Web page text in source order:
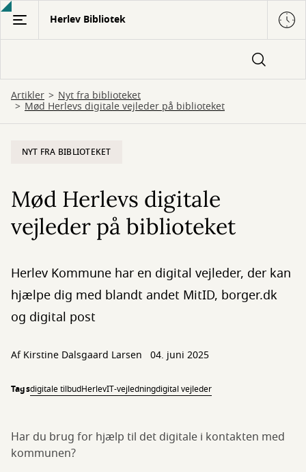
Gå
hovedindhold
Herlev Bibliotek
Artikler Nyt fra biblioteket
Mød Herlevs digitale vejleder på biblioteket
NYT FRA BIBLIOTEKET
Mød Herlevs digitale
vejleder på biblioteket
Herlev Kommune har en digital vejleder, der kan
hjælpe dig med blandt andet MitID, borger.dk
og digital post
AfKirstine Dalsgaard Larsen 04. juni 2025
Tagsdigitale tilbudHerlevIT-vejledningdigital vejleder
Har du brug for hjælp til det digitale i kontakten med
kommunen?